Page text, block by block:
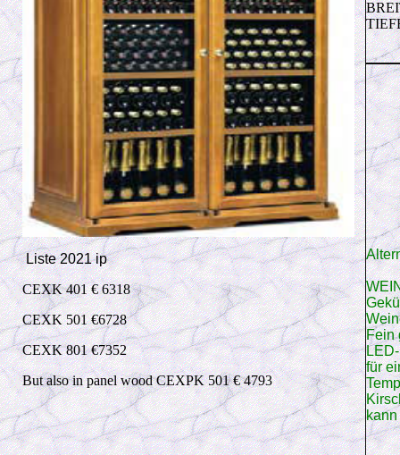
Liste 2021 ip
CEXK 401 € 6318
CEXK 501 €6728
CEXK 801 €7352
But also in panel wood CEXPK 501 € 4793
Fein
für
kann